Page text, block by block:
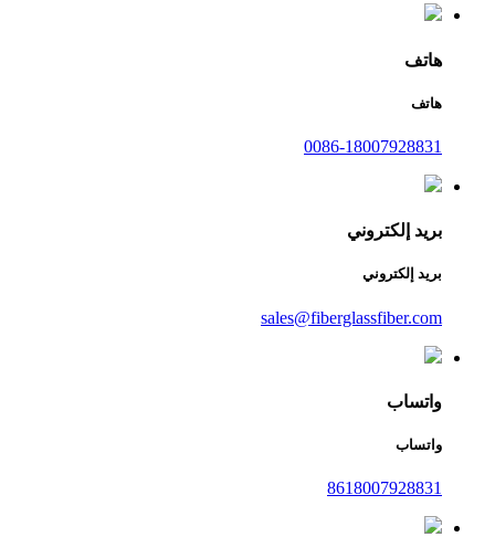
هاتف
هاتف
0086-18007928831
بريد إلكتروني
بريد إلكتروني
sales@fiberglassfiber.com
واتساب
واتساب
8618007928831